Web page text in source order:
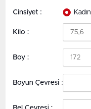
Cinsiyet : Kadın
Kilo :
Boy :
Boyun Çevresi :